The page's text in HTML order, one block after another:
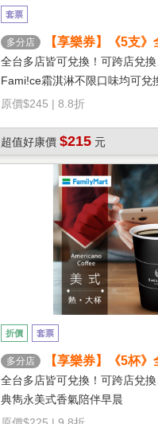
套票
多分店
【享樂券】《5支
淇淋(口味不限)
全台多店皆可兌換！可跨店兌換
Fami!ce霜淇淋不限口味均可兌
原價$245 | 8.8折
超值好康價 $215 元
折價 套票
多分店
【享樂券】《5杯
熱美式(大杯)
全台多店皆可兌換！可跨店兌
典雋永美式香氣陪伴早晨